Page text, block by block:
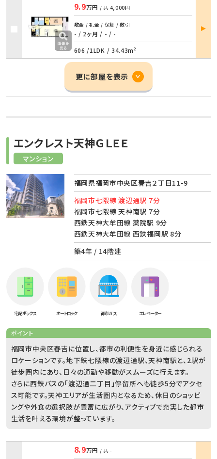
9.9万円 / 共 4,000円
敷金 / 礼金 / 保証 / 敷引
- / 2ヶ月 / - / -
606 /1LDK / 34.43m²
部屋
詳細
更に部屋を表示
マンション
エンクレスト天神ＧＬＥＥ
福岡県福岡市中央区春吉２丁目11-9
福岡市七隈線 渡辺通駅 7分
福岡市七隈線 天神南駅 7分
西鉄天神大牟田線 薬院駅 9分
西鉄天神大牟田線 西鉄福岡駅 8分
築4年 / 14階建
宅配ボックス オートロック 都市ガス エレベーター
ポイント
福岡市中央区春吉に位置し、都市の利便性を身近に感じられる
ロケーションです。地下鉄七隈線の渡辺通駅、天神南駅と、2駅が
徒歩圏内にあり、日々の通勤や移動がスムーズに行えます。
さらに西鉄バスの「渡辺通二丁目」停留所へも徒歩5分でアクセ
ス可能です。天神エリアが生活圏内となるため、休日のショッピ
ングや外食の選択肢が豊富に広がり、アクティブで充実した都市
生活を叶える環境が整っています。
8.9万円 / 共 -